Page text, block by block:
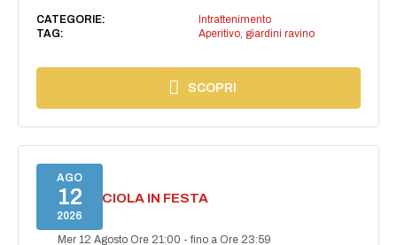
CATEGORIE:
Intrattenimento
TAG:
Aperitivo, giardini ravino
SCOPRI
AGO
12
2026
CASAMICCIOLA IN FESTA
Mer 12 Agosto Ore 21:00 -fino a Ore 23:59